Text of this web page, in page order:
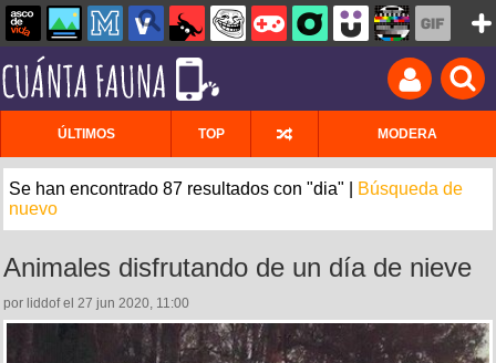
ÚLTIMOS TOP MODERA
Se han encontrado 87 resultados con "dia" |
Búsqueda de
nuevo
Animales disfrutando de un día de nieve
por liddof el 27 jun 2020, 11:00